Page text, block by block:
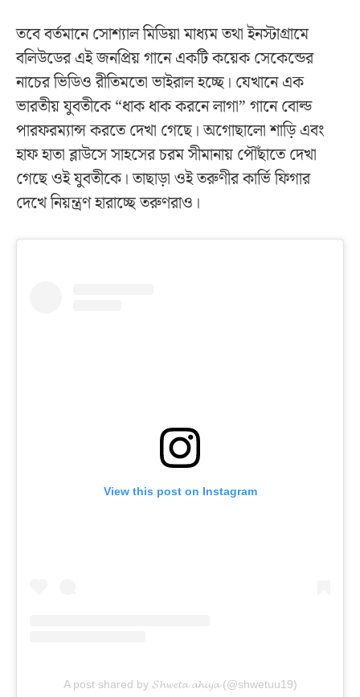
তবে বর্তমানে সোশ্যাল মিডিয়া মাধ্যম তথা ইনস্টাগ্রামে
বলিউডের এই জনপ্রিয় গানে একটি কয়েক সেকেন্ডের
নাচের ভিডিও রীতিমতো ভাইরাল হচ্ছে। যেখানে এক
ভারতীয় যুবতীকে “ধাক ধাক করনে লাগা” গানে বোল্ড
পারফরম্যান্স করতে দেখা গেছে। অগোছালো শাড়ি এবং
হাফ হাতা ব্লাউসে সাহসের চরম সীমানায় পৌঁছাতে দেখা
গেছে ওই যুবতীকে। তাছাড়া ওই তরুণীর কার্ভি ফিগার
দেখে নিয়ন্ত্রণ হারাচ্ছে তরুণরাও।
View this post on Instagram
A post shared by 𝓢𝓱𝔀𝓮𝓽𝓪 𝓪𝓱𝓾𝓳𝓪 (@shwetuu19)